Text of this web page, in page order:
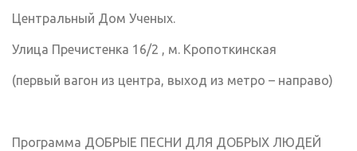
Центральный Дом Ученых.
Улица Пречистенка 16/2 , м. Кропоткинская
(первый вагон из центра, выход из метро – направо)
Программа ДОБРЫЕ ПЕСНИ ДЛЯ ДОБРЫХ ЛЮДЕЙ